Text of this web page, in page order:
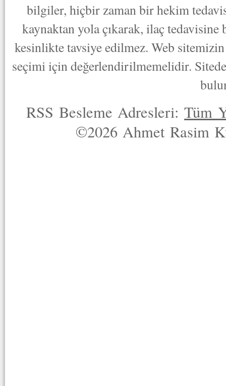
bilgiler, hiçbir zaman bir hekim
kaynaktan yola çıkarak, ilaç
kesinlikte tavsiye edilmez. Web
seçimi için değerlendirilmemelidir.
RSS Besleme Adresleri:Tüm
©2026 Ahmet Rasim